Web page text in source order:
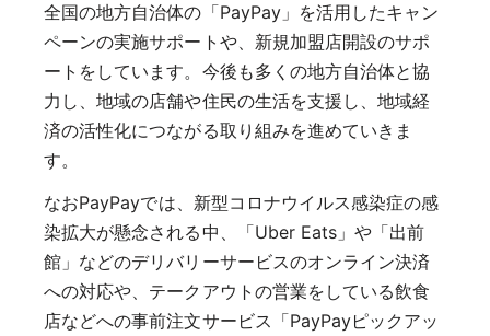
全国の地方自治体の「PayPay」を活用したキャン
ペーンの実施サポートや、新規加盟店開設のサポ
ートをしています。今後も多くの地方自治体と協
力し、地域の店舗や住民の生活を支援し、地域経
済の活性化につながる取り組みを進めていきま
す。
なおPayPayでは、新型コロナウイルス感染症の感
染拡大が懸念される中、「Uber Eats」や「出前
館」などのデリバリーサービスのオンライン決済
への対応や、テークアウトの営業をしている飲食
店などへの事前注文サービス「PayPayピックアッ